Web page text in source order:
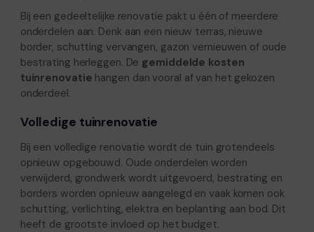
Bij een gedeeltelijke renovatie pakt u één of meerdere
onderdelen aan. Denk aan een nieuw terras, nieuwe
border, schutting vervangen, gazon vernieuwen of oude
bestrating herleggen. De gemiddelde kosten
tuinrenovatie hangen dan vooral af van het gekozen
onderdeel.
Volledige tuinrenovatie
Bij een volledige renovatie wordt de tuin grotendeels
opnieuw opgebouwd. Oude onderdelen worden
verwijderd, grondwerk wordt uitgevoerd, bestrating en
borders worden opnieuw aangelegd en vaak komen ook
schutting, verlichting, elektra en beplanting aan bod. Dit
heeft de grootste invloed op het budget.